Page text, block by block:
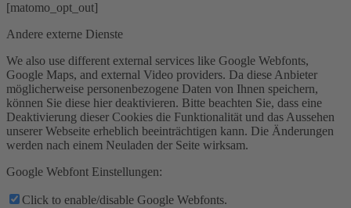
[matomo_opt_out]
Andere externe Dienste
We also use different external services like Google Webfonts,
Google Maps, and external Video providers. Da diese Anbieter
möglicherweise personenbezogene Daten von Ihnen speichern,
können Sie diese hier deaktivieren. Bitte beachten Sie, dass eine
Deaktivierung dieser Cookies die Funktionalität und das Aussehen
unserer Webseite erheblich beeinträchtigen kann. Die Änderungen
werden nach einem Neuladen der Seite wirksam.
Google Webfont Einstellungen:
Click to enable/disable Google Webfonts.